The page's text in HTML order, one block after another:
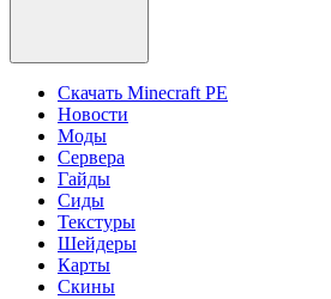
Скачать Minecraft PE
Новости
Моды
Сервера
Гайды
Сиды
Текстуры
Шейдеры
Карты
Скины